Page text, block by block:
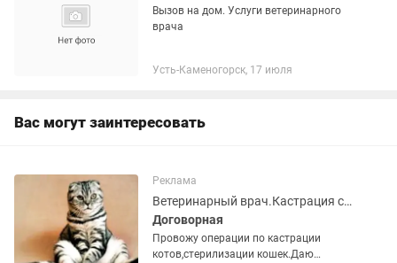
Вызов на дом. Услуги ветеринарного
врача
Усть-Каменогорск, 17 июля
Вас могут заинтересовать
Реклама
Ветеринарный врач.Кастрация стерилизация кошек,котов
Договорная
Провожу операции по кастрации
котов,стерилизации кошек.Даю